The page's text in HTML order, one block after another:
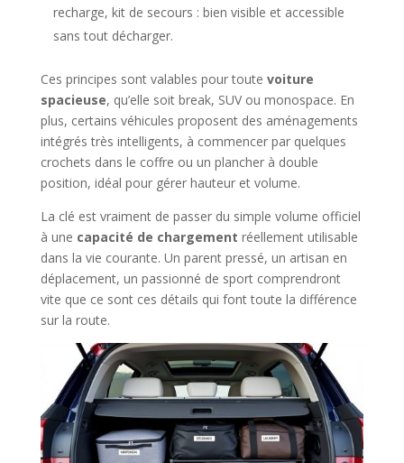
recharge, kit de secours : bien visible et accessible
sans tout décharger.
Ces principes sont valables pour toute voiture
spacieuse, qu’elle soit break, SUV ou monospace. En
plus, certains véhicules proposent des aménagements
intégrés très intelligents, à commencer par quelques
crochets dans le coffre ou un plancher à double
position, idéal pour gérer hauteur et volume.
La clé est vraiment de passer du simple volume officiel
à une capacité de chargement réellement utilisable
dans la vie courante. Un parent pressé, un artisan en
déplacement, un passionné de sport comprendront
vite que ce sont ces détails qui font toute la différence
sur la route.